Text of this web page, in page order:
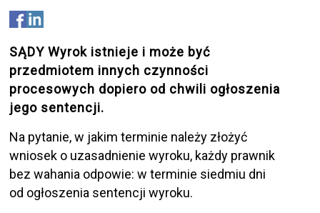
SĄDY Wyrok istnieje i może być
przedmiotem innych czynności
procesowych dopiero od chwili ogłoszenia
jego sentencji.
Na pytanie, w jakim terminie należy złożyć
wniosek o uzasadnienie wyroku, każdy prawnik
bez wahania odpowie: w terminie siedmiu dni
od ogłoszenia sentencji wyroku.